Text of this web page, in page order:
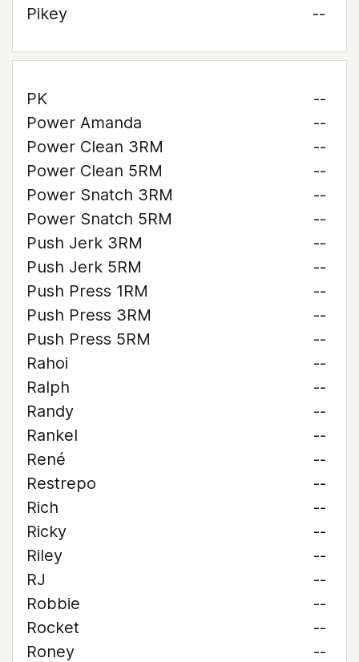
Pikey
--
PK
--
Power Amanda
--
Power Clean 3RM
--
Power Clean 5RM
--
Power Snatch 3RM
--
Power Snatch 5RM
--
Push Jerk 3RM
--
Push Jerk 5RM
--
Push Press 1RM
--
Push Press 3RM
--
Push Press 5RM
--
Rahoi
--
Ralph
--
Randy
--
Rankel
--
René
--
Restrepo
--
Rich
--
Ricky
--
Riley
--
RJ
--
Robbie
--
Rocket
--
Roney
--